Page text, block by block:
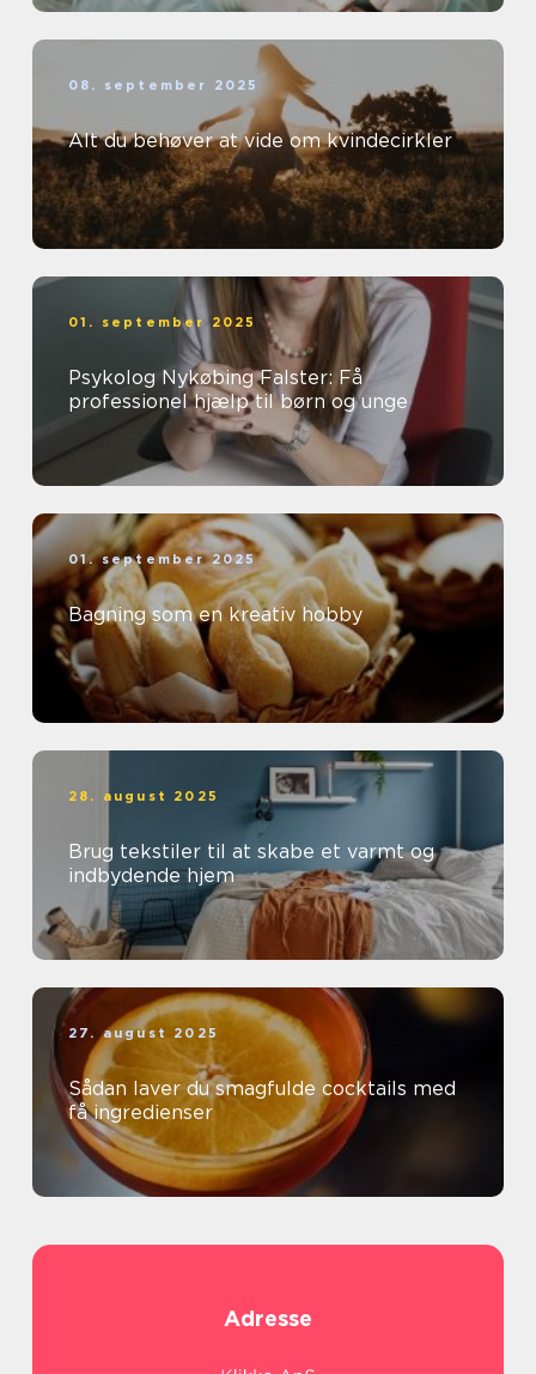
08. september 2025
Alt du behøver at vide om kvindecirkler
01. september 2025
Psykolog Nykøbing Falster: Få
professionel hjælp til børn og unge
01. september 2025
Bagning som en kreativ hobby
28. august 2025
Brug tekstiler til at skabe et varmt og
indbydende hjem
27. august 2025
Sådan laver du smagfulde cocktails med
få ingredienser
Adresse